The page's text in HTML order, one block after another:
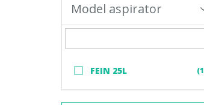
Model aspirator
FEIN 25L